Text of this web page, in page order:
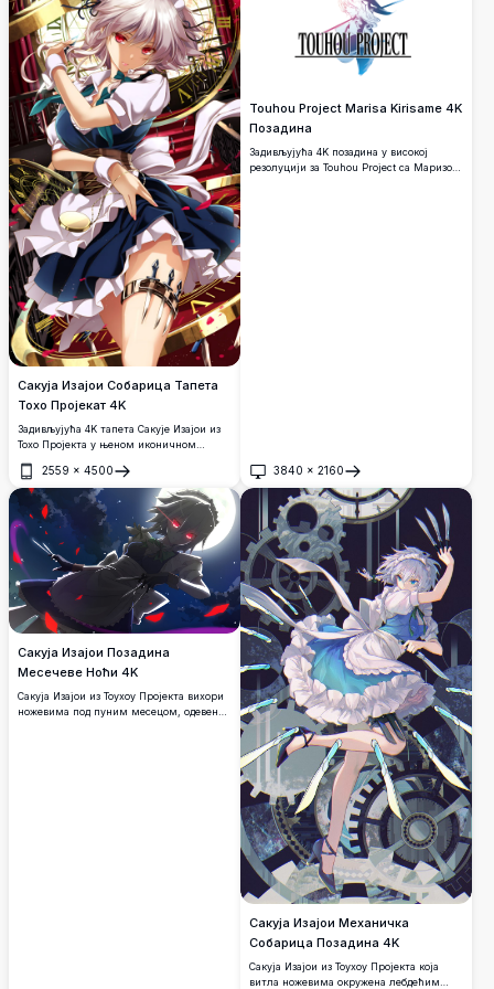
Сакуја Изајои Собарица Тапета
Тохо Пројекат 4K
Задивљујућа 4K тапета Сакује Изајои из
Тохо Пројекта у њеном иконичном
оутфиту собарице, окружена златним
механизмима сата. Садржи сребрну
косу, црвене очи и њене препознатљиве
бачене ножеве у детаљима високе
резолуције.
2559 × 4500
Отвори
Touhou Project Marisa Kirisame 4K
Позадина
Задивљујућа 4K позадина у високој
резолуцији за Touhou Project са Маризом
3840 × 2160
Отвори
Сакуја Изајои Позадина
Месечеве Ноћи 4K
Сакуја Изајои из Тоухоу Пројекта вихори
ножевима под пуним месецом, одевена
Сакуја Изајои Механичка
Собарица Позадина 4K
Сакуја Изајои из Тоухоу Пројекта која
витла ножевима окружена лебдећим